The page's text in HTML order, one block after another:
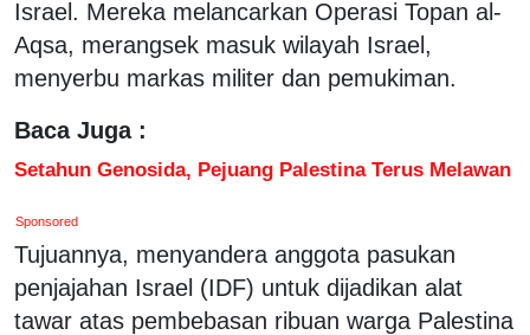
Israel. Mereka melancarkan Operasi Topan al-
Aqsa, merangsek masuk wilayah Israel,
menyerbu markas militer dan pemukiman.
Baca Juga :
Setahun Genosida, Pejuang Palestina Terus Melawan
Sponsored
Tujuannya, menyandera anggota pasukan
penjajahan Israel (IDF) untuk dijadikan alat
tawar atas pembebasan ribuan warga Palestina